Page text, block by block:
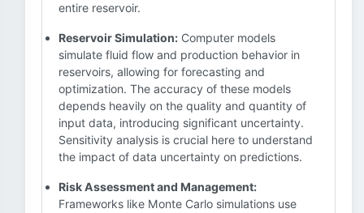
entire reservoir.
Reservoir Simulation: Computer models
simulate fluid flow and production behavior in
reservoirs, allowing for forecasting and
optimization. The accuracy of these models
depends heavily on the quality and quantity of
input data, introducing significant uncertainty.
Sensitivity analysis is crucial here to understand
the impact of data uncertainty on predictions.
Risk Assessment and Management:
Frameworks like Monte Carlo simulations use